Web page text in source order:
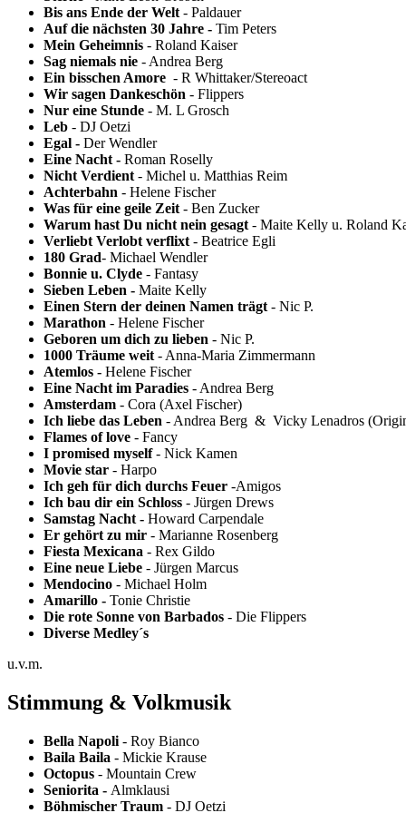
Bis ans Ende der Welt - Paldauer
Auf die nächsten 30 Jahre - Tim Peters
Mein Geheimnis - Roland Kaiser
Sag niemals nie - Andrea Berg
Ein bisschen Amore - R Whittaker/Stereoact
Wir sagen Dankeschön - Flippers
Nur eine Stunde - M. L Grosch
Leb - DJ Oetzi
Egal - Der Wendler
Eine Nacht - Roman Roselly
Nicht Verdient - Michel u. Matthias Reim
Achterbahn - Helene Fischer
Was für eine geile Zeit - Ben Zucker
Warum hast Du nicht nein gesagt - Maite Kelly u. Roland
Verliebt Verlobt verflixt - Beatrice Egli
180 Grad- Michael Wendler
Bonnie u. Clyde - Fantasy
Sieben Leben - Maite Kelly
Einen Stern der deinen Namen trägt - Nic P.
Marathon - Helene Fischer
Geboren um dich zu lieben - Nic P.
1000 Träume weit - Anna-Maria Zimmermann
Atemlos - Helene Fischer
Eine Nacht im Paradies - Andrea Berg
Amsterdam - Cora (Axel Fischer)
Ich liebe das Leben - Andrea Berg & Vicky Lenadros
Flames of love - Fancy
I promised myself- Nick Kamen
Movie star - Harpo
Ich geh für dich durchs Feuer -Amigos
Ich bau dir ein Schloss - Jürgen Drews
Samstag Nacht - Howard Carpendale
Er gehört zu mir - Marianne Rosenberg
Fiesta Mexicana - Rex Gildo
Eine neue Liebe - Jürgen Marcus
Mendocino - Michael Holm
Amarillo - Tonie Christie
Die rote Sonne von Barbados - Die Flippers
Diverse Medley´s
u.v.m.
Stimmung & Volkmusik
Bella Napoli - Roy Bianco
Baila Baila - Mickie Krause
Octopus - Mountain Crew
Seniorita - Almklausi
Böhmischer Traum - DJ Oetzi